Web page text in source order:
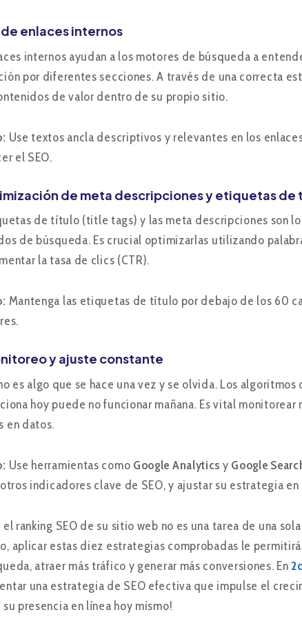
de enlaces internos
internos ayudan a los motores de búsqueda a
por diferentes secciones. A través de una correcta
de valor dentro de su propio sitio.
Use textos ancla descriptivos y relevantes en los
el SEO.
de meta descripciones y etiquetas de
de título (title tags) y las meta descripciones son
de búsqueda. Es crucial optimizarlas utilizando
la tasa de clics (CTR).
Mantenga las etiquetas de título por debajo de los 60
y ajuste constante
es algo que se hace una vez y se olvida. Los
hoy puede no funcionar mañana. Es vital
en datos.
Use herramientas como Google Analytics y Google
indicadores clave de SEO, y ajustar su estrategia
el ranking SEO de su sitio web no es una tarea de una
aplicar estas diez estrategias comprobadas le
atraer más tráfico y generar más conversiones. En
una estrategia de SEO efectiva que impulse el
presencia en línea hoy mismo!